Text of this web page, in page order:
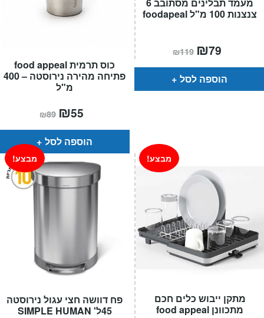
כוס תרמית food appeal
פתיחה מהירה נירוסטה – 400
מ"ל
₪89 המחיר
המקורי
היה:
₪89.
₪55
הוא:
הוספה לסל
צנצנות 100 מ"ל foodapeal
₪119 המחיר
המקורי
היה:
₪119.
₪79
הוא:
הוספה לסל
פח דוושה חצי עגול נירוסטה
45ל' SIMPLE HUMAN
מבצע!
מתקן ייבוש כלים חכם
מתכוונן food appeal
מבצע!